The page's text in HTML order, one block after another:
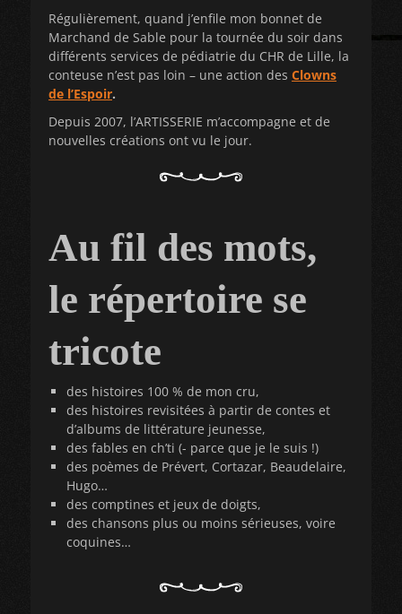
Régulièrement, quand j’enfile mon bonnet de
Marchand de Sable pour la tournée du soir dans
différents services de pédiatrie du CHR de Lille, la
conteuse n’est pas loin – une action des Clowns
de l’Espoir.
Depuis 2007, l’ARTISSERIE m’accompagne et de
nouvelles créations ont vu le jour.
Au fil des mots,
le répertoire se
tricote
des histoires 100 % de mon cru,
des histoires revisitées à partir de contes et
d’albums de littérature jeunesse,
des fables en ch’ti (- parce que je le suis !)
des poèmes de Prévert, Cortazar, Beaudelaire,
Hugo…
des comptines et jeux de doigts,
des chansons plus ou moins sérieuses, voire
coquines…